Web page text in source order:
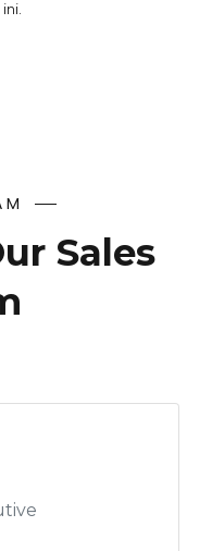
ini.
Sales